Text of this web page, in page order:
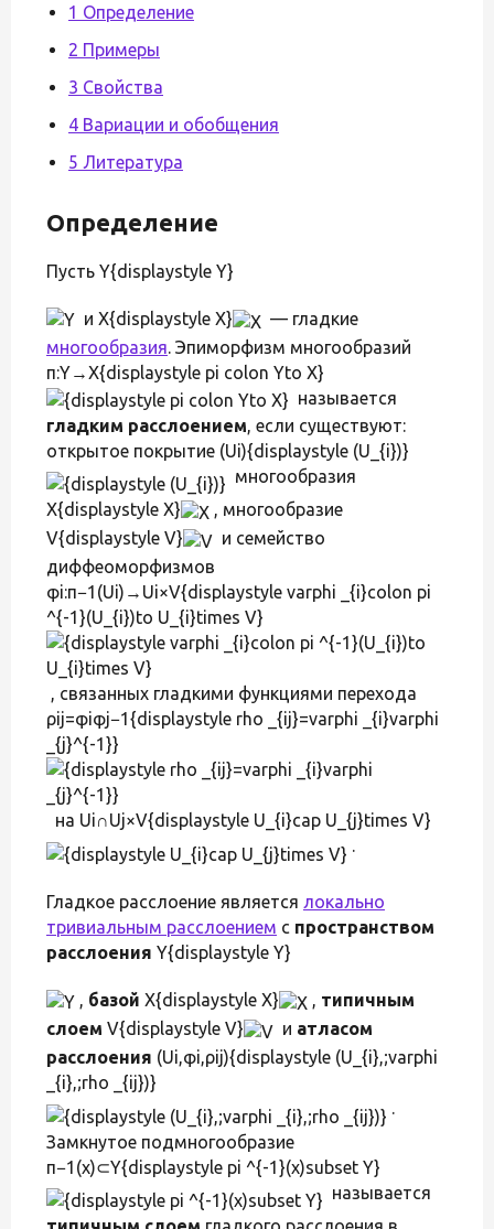
1 Определение
2 Примеры
3 Свойства
4 Вариации и обобщения
5 Литература
Определение
Пусть Y{displaystyle Y}
и X{displaystyle X}
— гладкие
многообразия. Эпиморфизм многообразий
π:Y→X{displaystyle pi colon Yto X}
называется
гладким расслоением, если существуют:
открытое покрытие (Ui){displaystyle (U_{i})}
многообразия
X{displaystyle X}
, многообразие
V{displaystyle V}
и семейство
диффеоморфизмов
φi:π−1(Ui)→Ui×V{displaystyle varphi _{i}colon pi
^{-1}(U_{i})to U_{i}times V}
, связанных гладкими функциями перехода
ρij=φiφj−1{displaystyle rho _{ij}=varphi _{i}varphi
_{j}^{-1}}
на Ui∩Uj×V{displaystyle U_{i}cap U_{j}times V}
.
Гладкое расслоение является локально
тривиальным расслоением с пространством
расслоения Y{displaystyle Y}
, базой X{displaystyle X} , типичным
слоем V{displaystyle V} и атласом
расслоения (Ui,φi,ρij){displaystyle (U_{i},;varphi
_{i},;rho _{ij})}
.
Замкнутое подмногообразие
π−1(x)⊂Y{displaystyle pi ^{-1}(x)subset Y}
называется